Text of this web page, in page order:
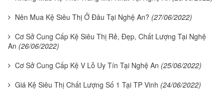
Nên Mua Kệ Siêu Thị Ở Đâu Tại Nghệ An? (27/06/2022)
Cơ Sở Cung Cấp Kệ Siêu Thị Rẻ, Đẹp, Chất Lượng Tại Nghệ
An (26/06/2022)
Cơ Sở Cung Cấp Kệ V Lỗ Uy Tín Tại Nghệ An (25/06/2022)
Giá Kệ Siêu Thị Chất Lượng Số 1 Tại TP Vinh (24/06/2022)